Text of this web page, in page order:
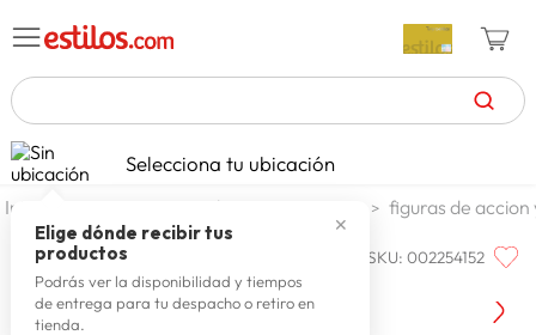
TÉRMINOS MÁS BUSCADOS
1. celulares
2. zapatillas mujer
3. zapatillas hombre
4. moda
Selecciona tu ubicación
✕
Elige dónde recibir tus
productos
Podrás ver la disponibilidad y tiempos
de entrega para tu despacho o retiro en
tienda.
jugueteria y escolar figuras de
PAW PATROL SKU:002254152
Figuras Paw Patrol La Pelicula 2